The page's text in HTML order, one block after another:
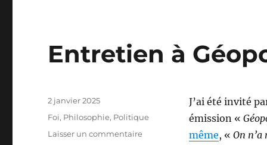
Entretien à
J’ai été invité
émission «
même, « On
Publié
2 janvier 2025
Catégories
Foi, Philosophie, Politique
Laisser un commentairesur